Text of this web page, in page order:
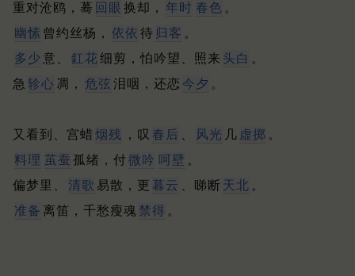
重对沧鸥，蓦 回眼 换却， 年时 春色 。
幽愫 曾约丝杨， 依依 待 归客 。
多少 意、 釭花细剪，怕吟望、照来 头白 。
急 轸心 凋， 危弦 泪咽，还恋 今夕 。
又看到、宫蜡 烟残 ，叹 春后 风光 几 虚掷 。
料理 茧蚕 孤绪，付 微吟 呵壁 。
偏梦里、
清歌 易散，更 暮云 、睇断 天北 。
准备 离笛，千愁瘦魂 禁得 。